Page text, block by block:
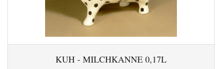
KUH - MILCHKANNE 0,17L